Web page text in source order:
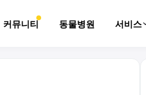
커뮤니티 동물병원 서비스